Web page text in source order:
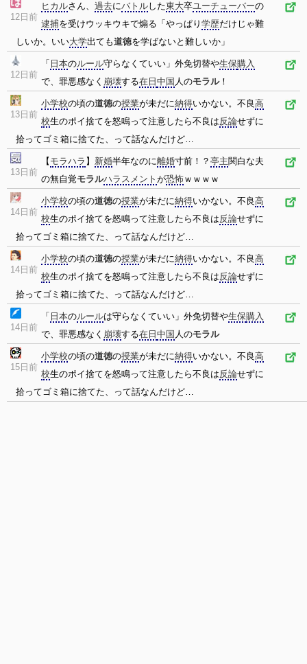
12日前
ヒカルさん、 過去にバトルした東大卒ユーチューバーの
逮捕を受けウッキウキで煽る「やっぱり 学歴だけじゃ難
しいか。いい大学出ても道徳を学ばないと難しいか」
12日前
「 日本のルール守らなくていい」外免切替や生保購入
で、罪悪感なく 崩壊する在日 中国 人のモラル！
13日前
小学校の頃の道徳の授業が未だに納得いかない。不良高
校生のポイ捨てを怒鳴って注意したら不良は反論せずに
拾ってゴミ箱に捨てた、って話なんだけど…
13日前
【 モラハラ 】 新婚半年なのに離婚寸前！？ 亭主関白な夫
の無自覚モラルハラスメント が恐怖ｗｗｗｗ
14日前
小学校の頃の道徳の授業が未だに納得いかない。不良高
校生のポイ捨てを怒鳴って注意したら不良は反論せずに
拾ってゴミ箱に捨てた、って話なんだけど…
14日前
小学校の頃の道徳の授業が未だに納得いかない。不良高
校生のポイ捨てを怒鳴って注意したら不良は反論せずに
拾ってゴミ箱に捨てた、って話なんだけど…
14日前
「 日本のルールは守らなくていい」外免切替や生保購入
で、罪悪感なく 崩壊する在日 中国 人のモラル
15日前
小学校の頃の道徳の授業が未だに納得いかない。不良高
校生のポイ捨てを怒鳴って注意したら不良は反論せずに
拾ってゴミ箱に捨てた、って話なんだけど…